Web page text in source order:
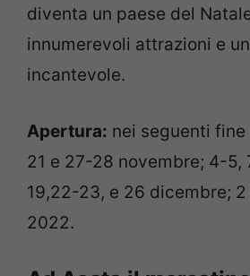
diventa un paese del
innumerevoli attrazioni e
incantevole.
Apertura: nei seguenti
21 e 27-28 novembre; 4-5,
19,22-23, e 26 dicembre;
2022.